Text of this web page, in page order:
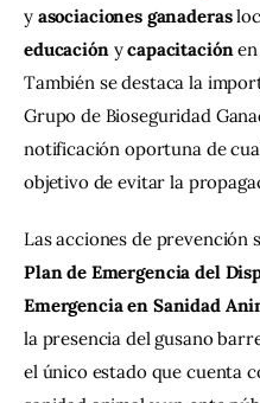
y asociaciones ganaderas
educación y capacitación en
También se destaca la
Grupo de Bioseguridad
notificación oportuna de
objetivo de evitar la
Las acciones de prevención
Plan de Emergencia del
Emergencia en Sanidad
la presencia del gusano
el único estado que cuenta